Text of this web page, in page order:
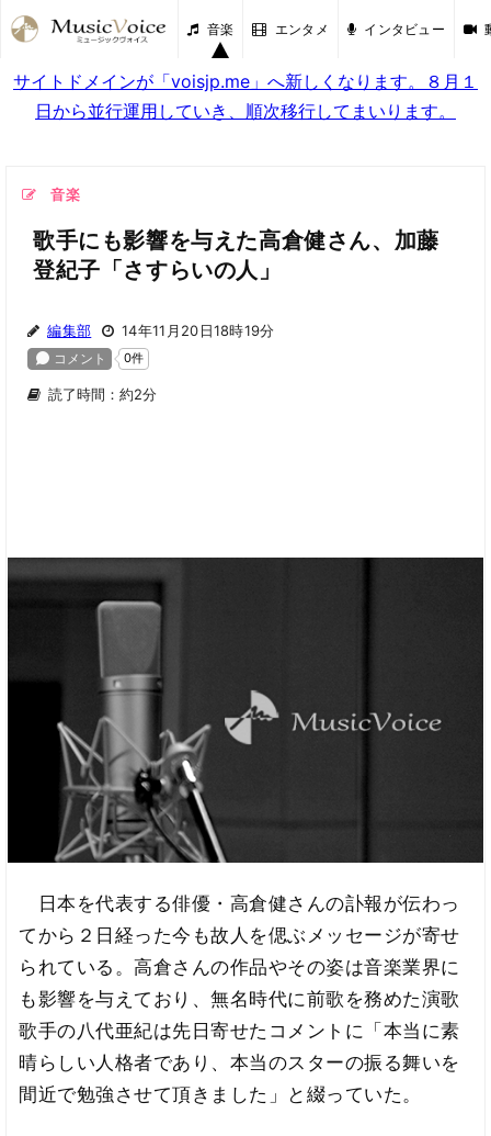
音楽 エンタメ インタビュー
サイトドメインが「voisjp.me」へ新しくなります。８月１
日から並行運用していき、順次移行してまいります。
音楽
歌手にも影響を与えた高倉健さん、加藤
登紀子「さすらいの人」
編集部 14年11月20日18時19分
読了時間：約2分
日本を代表する俳優・高倉健さんの訃報が伝わっ
てから２日経った今も故人を偲ぶメッセージが寄せ
られている。高倉さんの作品やその姿は音楽業界に
も影響を与えており、無名時代に前歌を務めた演歌
歌手の八代亜紀は先日寄せたコメントに「本当に素
晴らしい人格者であり、本当のスターの振る舞いを
間近で勉強させて頂きました」と綴っていた。